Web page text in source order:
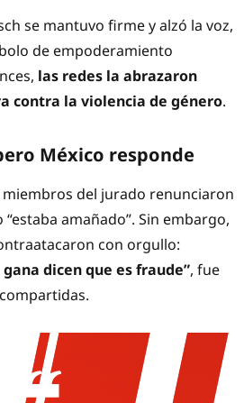
se mantuvo firme y alzó la voz,
de empoderamiento
las redes la abrazaron
contra la violencia de género.
México responde
miembros del jurado renunciaron
amañado”. Sin embargo,
con orgullo:
dicen que es fraude”, fue